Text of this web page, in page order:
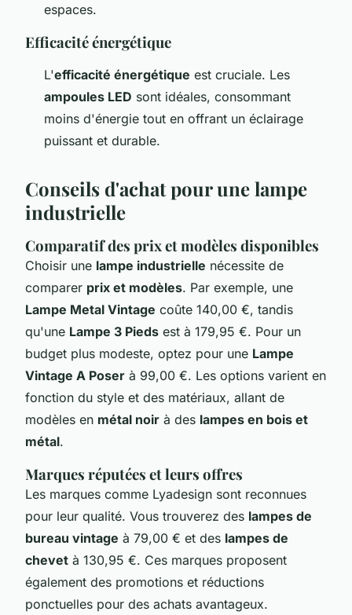
espaces.
Efficacité énergétique
L'efficacité énergétique est cruciale. Les
ampoules LED sont idéales, consommant
moins d'énergie tout en offrant un éclairage
puissant et durable.
Conseils d'achat pour une lampe
industrielle
Comparatif des prix et modèles disponibles
Choisir une lampe industrielle nécessite de
comparer prix et modèles. Par exemple, une
Lampe Metal Vintage coûte 140,00 €, tandis
qu'une Lampe 3 Pieds est à 179,95 €. Pour un
budget plus modeste, optez pour une Lampe
Vintage A Poser à 99,00 €. Les options varient en
fonction du style et des matériaux, allant de
modèles en métal noir à des lampes en bois et
métal.
Marques réputées et leurs offres
Les marques comme Lyadesign sont reconnues
pour leur qualité. Vous trouverez des lampes de
bureau vintage à 79,00 € et des lampes de
chevet à 130,95 €. Ces marques proposent
également des promotions et réductions
ponctuelles pour des achats avantageux.